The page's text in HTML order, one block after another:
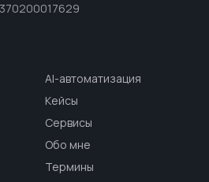
AI-автоматизация
Кейсы
Сервисы
Обо мне
Термины